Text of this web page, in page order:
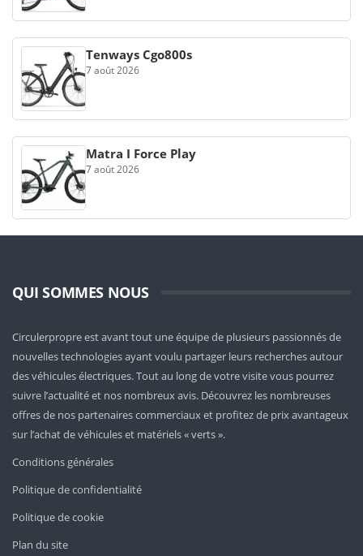
Tenways Cgo800s
7 août 2026
Matra I Force Play
7 août 2026
QUI SOMMES NOUS
Circulerpropre est avant tout une équipe de plusieurs passionnés de
nouvelles technologies ayant voulu partager leurs recherches autour
des véhicules électriques. Tout au long de votre visite vous pourrez
suivre l’actualité et nos nombreux avis. Découvrez les nombreuses
offres de nos partenaires commerciaux et profitez de prix avantageux
sur l’achat de véhicules et matériels « verts ».
Conditions générales
Politique de confidentialité
Politique de cookie
Plan du site